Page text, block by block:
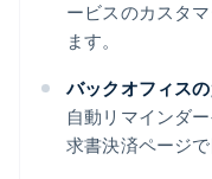
ービスのカスタ
ます。
バックオフィス
自動リマインダ
求書決済ページ